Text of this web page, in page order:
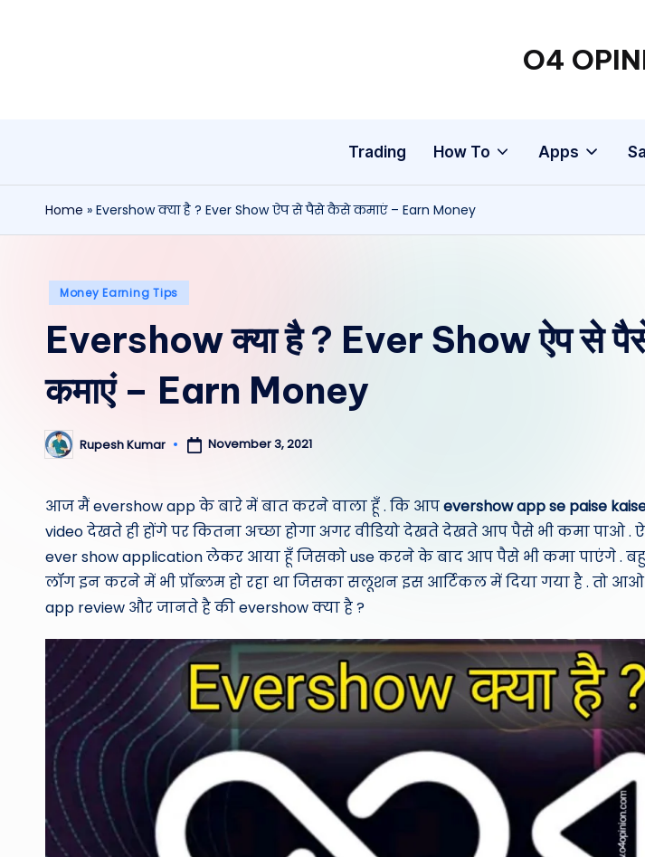
O4
Trading How To Apps
Home » Evershow क्या है ? Ever Show ऐप से पैसे कैसे कमाएं – Earn Money
Posted
Money Earning Tips
Evershow क्या है ? Ever Show ऐप से
कमाएं – Earn Money
Posted
by
Rupesh Kumar November 3, 2021
आज मैं evershow app के बारे में बात करने वाला हूँ . कि आपevershow app se paise
video देखते ही होंगे पर कितना अच्छा होगा अगर वीडियो देखते देखते आप पैसे भी कमा पाओ
ever show application लेकर आया हूँ जिसको use करने के बाद आप पैसे भी कमा पाएंगे .
लॉग इन करने में भी प्रॉब्लम हो रहा था जिसका सलूशन इस आर्टिकल में दिया गया है . तो
app review और जानते है की evershow क्या है ?